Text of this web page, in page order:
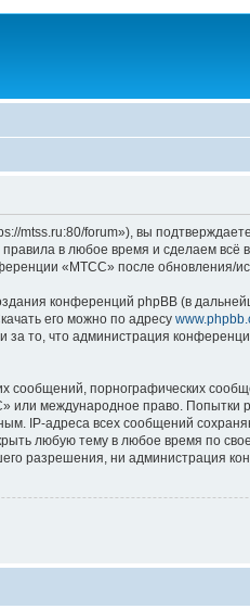
forum»), вы
в любое время и сделаем
«МТСС» после обновления/
конференций phpBB (в
его можно по адресу
то, что администрация
сообщений, порнографических
или международное право.
IP-адреса всех сообщений
любую тему в любое время по
разрешения, ни администрация